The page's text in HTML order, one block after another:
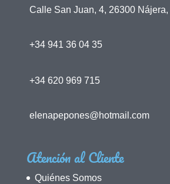
Calle San Juan, 4, 26300
+34 941 36 04 35
+34 620 969 715
elenapepones@hotmail.com
Atención al Cliente
Quiénes Somos